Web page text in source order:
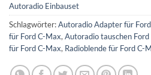
Autoradio Einbauset
Schlagwörter:Autoradio Adapter für
für Ford C-Max, Autoradio tauschen Ford
für Ford C-Max, Radioblende für Ford C-